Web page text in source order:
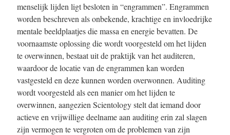
menselijk lijden ligt besloten in “engrammen”. Engrammen
worden beschreven als onbekende, krachtige en invloedrijke
mentale beeldplaatjes die massa en energie bevatten. De
voornaamste oplossing die wordt voorgesteld om het lijden
te overwinnen, bestaat uit de praktijk van het auditeren,
waardoor de locatie van de engrammen kan worden
vastgesteld en deze kunnen worden overwonnen. Auditing
wordt voorgesteld als een manier om het lijden te
overwinnen, aangezien Scientology stelt dat iemand door
actieve en vrijwillige deelname aan auditing erin zal slagen
zijn vermogen te vergroten om de problemen van zijn